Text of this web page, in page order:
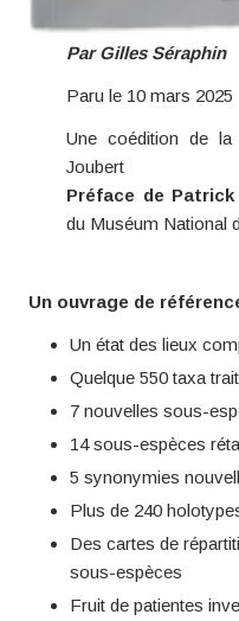
Par Gilles Séraphin
Paru le 10 mars 2025
Une coédition de la
Joubert
Préface de Patrick
du Muséum National
Un ouvrage de
Un état des lieux
Quelque 550 taxa
7 nouvelles sous-
14 sous-espèces
5 synonymies
Plus de 240
Des cartes de
sous-espèces
Fruit de patientes